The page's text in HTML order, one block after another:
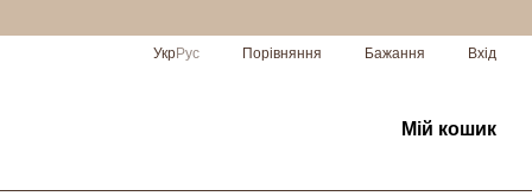
УкрРус Порівняння Бажання Вхід
Мій кошик